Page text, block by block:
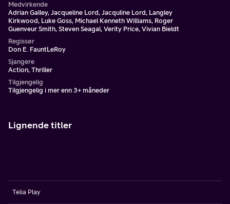
Medvirkende
Adrian Galley, Jacqueline Lord, Jacquline Lord, Langley
Kirkwood, Luke Goss, Michael Kenneth Williams, Roger
Guenveur Smith, Steven Seagal, Verity Price, Vivian Bieldt
Regissør
Don E. FauntLeRoy
Sjangere
Action, Thriller
Tilgjengelig
Tilgjengelig i mer enn 3+ måneder
Lignende titler
Telia Play